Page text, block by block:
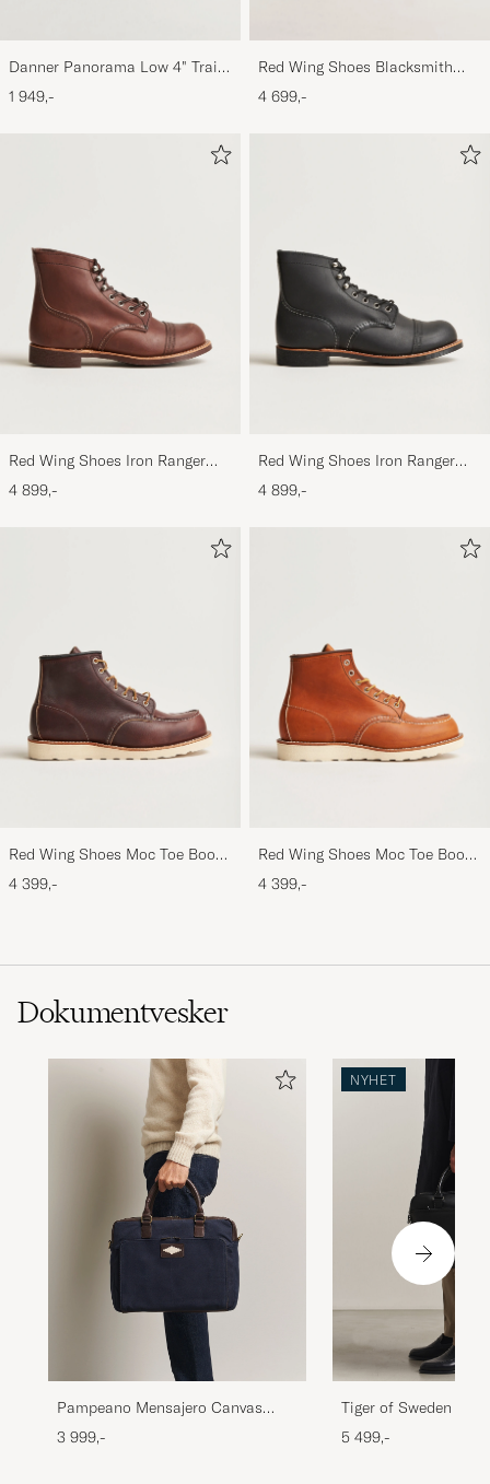
Danner Panorama Low 4" Trail
Boot Black/Olive
1 949,-
Red Wing Shoes Blacksmith
Boot Copper Rough/Though
Leather
4 699,-
Red Wing Shoes Iron Ranger
Boot Amber Harness
4 899,-
Red Wing Shoes Iron Ranger
Boot Black Harness
4 899,-
Red Wing Shoes Moc Toe Boot
Briar Oil Slick Leather
4 399,-
Red Wing Shoes Moc Toe Boot
Oro Legacy Leather
4 399,-
Dokumentvesker
Pampeano Mensajero Canvas
Briefcase Navy
3 999,-
NYHET
Tiger of Sweden
Leather Briefcase
5 499,-